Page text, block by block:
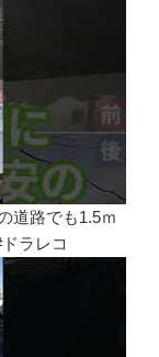
道路でも1.5ｍ
ラレコ